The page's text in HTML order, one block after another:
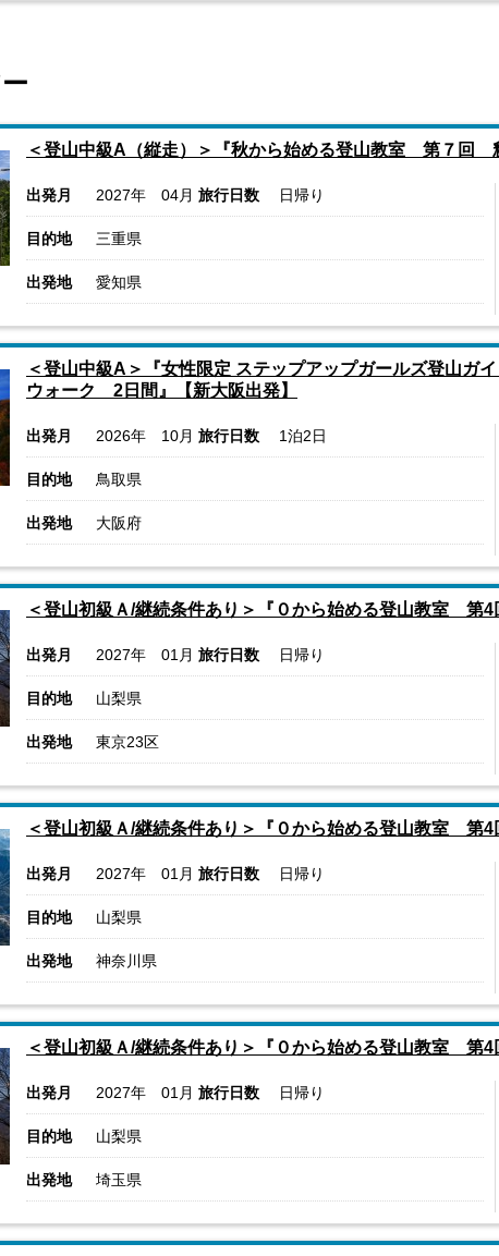
＜登山中級A（縦走）＞『秋から始める登山教室 第７回
出発月 2027年 04月 旅行日数 日帰り
目的地 三重県
出発地 愛知県
＜登山中級A＞『女性限定 ステップアップガールズ登山ガ
ウォーク 2日間』【新大阪出発】
出発月 2026年 10月 旅行日数 1泊2日
目的地 鳥取県
出発地 大阪府
＜登山初級Ａ/継続条件あり＞『０から始める登山教室 第
出発月 2027年 01月 旅行日数 日帰り
目的地 山梨県
出発地 東京23区
＜登山初級Ａ/継続条件あり＞『０から始める登山教室 第
出発月 2027年 01月 旅行日数 日帰り
目的地 山梨県
出発地 神奈川県
＜登山初級Ａ/継続条件あり＞『０から始める登山教室 第
出発月 2027年 01月 旅行日数 日帰り
目的地 山梨県
出発地 埼玉県